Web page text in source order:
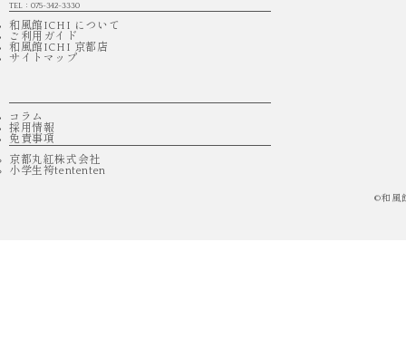
TEL：075-342-3330
和風館ICHI について
ご利用ガイド
和風館ICHI 京都店
サイトマップ
コラム
採用情報
免責事項
京都丸紅株式会社
小学生袴tententen
©和風